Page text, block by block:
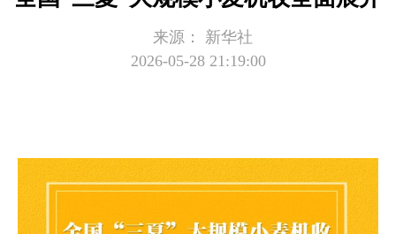
来源：
新华社
2026-05-28 21:19:00